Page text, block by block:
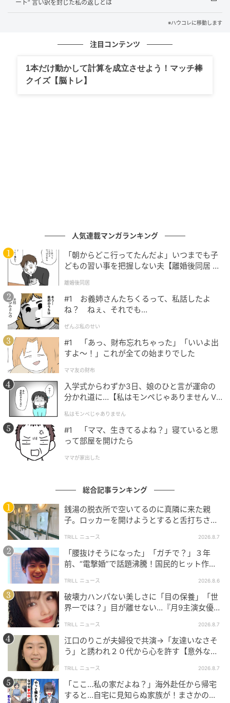
だ俺に言える言葉は、たぶんそれだけです。
にした本人視点の記事を参考に、相手側の心情を想定
して制作しています。実際の相手本人への取材ではな
の記事をもっとみる
ート” 言い訳を封じた私の返しとは
※ハウコレに移動します
注目コンテンツ
1本だけ動かして計算を成立させよう！マッチ棒
クイズ【脳トレ】
人気連載マンガランキング
「朝からどこ行ってたんだよ」いつまでも子
どもの習い事を把握しない夫【離婚後同居 Vo
離婚後同居
#1 お義姉さんたちくるって、私話したよ
ね？ ねぇ、それでも…
ぜんぶ私のせい
#1 「あっ、財布忘れちゃった」「いいよ出
すよ〜！」これが全ての始まりでした
ママ友の財布
入学式からわずか3日、娘のひと言が運命の
分かれ道に…【私はモンペじゃありません Vo
私はモンペじゃありません
#1 「ママ、生きてるよね？」寝ていると思
って部屋を開けたら
ママが家出した
総合記事ランキング
銭湯の脱衣所で空いてるのに真隣に来た親
子。ロッカーを開けようとすると舌打ちさ
中で拍手」
TRILL ニュース 2026.8.7
「腰抜けそうになった」「ガチで？」３年
前、“電撃婚”で話題沸騰！国民的ヒット作
TRILL ニュース 2026.8.6
破壊力ハンパない美しさに「目の保養」「世
界一では？」目が離せない…『月9主演女優
TRILL ニュース 2026.8.7
江口のりこが夫婦役で共演→「友達いなさそ
う」と誘われ２０代から心を許す【意外な親
TRILL ニュース 2026.8.7
「ここ…私の家だよね？」海外赴任から帰宅
すると…自宅に見知らぬ家族が！まさかの真